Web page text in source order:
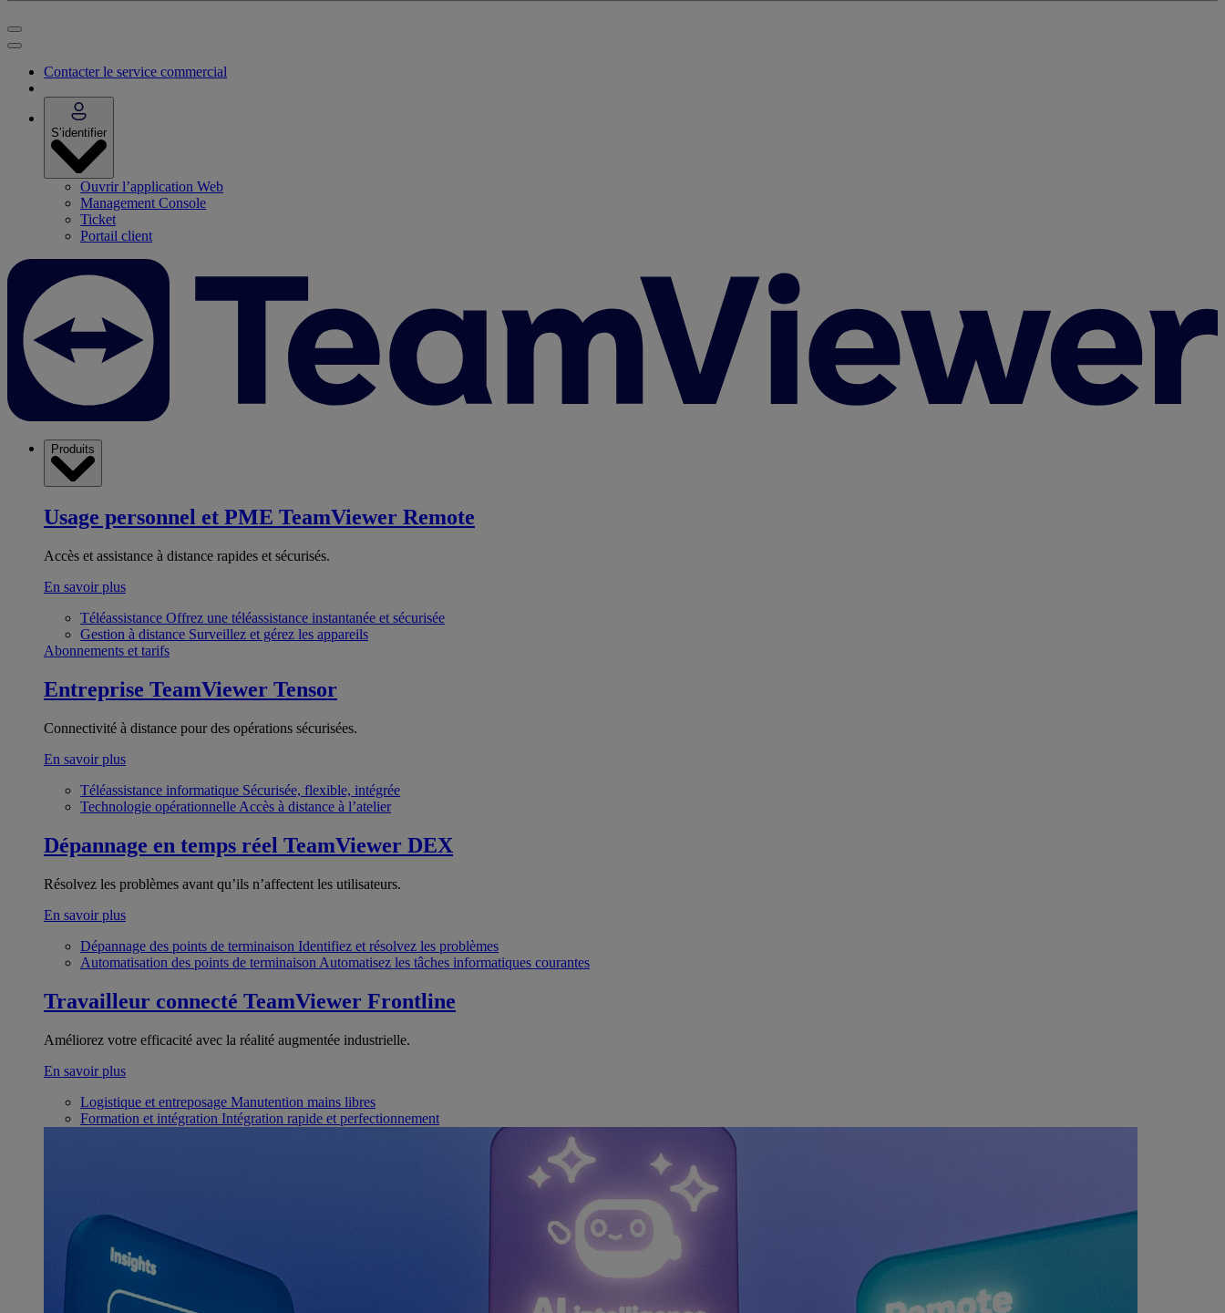
Contacter le service commercial
S’identifier
Ouvrir l’application Web
Management Console
Ticket
Portail client
Produits
Usage personnel et PME TeamViewer Remote
Accès et assistance à distance rapides et sécurisés.
En savoir plus
Téléassistance Offrez une téléassistance instantanée et sécurisée
Gestion à distance Surveillez et gérez les appareils
Abonnements et tarifs
Entreprise TeamViewer Tensor
Connectivité à distance pour des opérations sécurisées.
En savoir plus
Téléassistance informatique Sécurisée, flexible, intégrée
Technologie opérationnelle Accès à distance à l’atelier
Dépannage en temps réel TeamViewer DEX
Résolvez les problèmes avant qu’ils n’affectent les utilisateurs.
En savoir plus
Dépannage des points de terminaison Identifiez et résolvez les problèmes
Automatisation des points de terminaison Automatisez les tâches informatiques courantes
Travailleur connecté TeamViewer Frontline
Améliorez votre efficacité avec la réalité augmentée industrielle.
En savoir plus
Logistique et entreposage Manutention mains libres
Formation et intégration Intégration rapide et perfectionnement